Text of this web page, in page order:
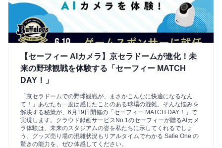
【セーフィー AIカメラ】京セラドームが進化！未
来の野球観戦を体験する「セーフィー MATCH
DAY！」
「京セラドームでの野球観戦が、まさかこんなに快適になるなん
て！」あなたも一度は感じたことのある球場の混雑。そんな悩みを
解決する秘策が、6月19日開催の「セーフィー MATCH DAY！」で
実現します。クラウド録画サービスNo.1のセーフィーが贈るAIカメ
ラ体験は、未来のスタジアムの姿を私たちに示してくれるでしょ
う。グッズ売り場の混雑状況もリアルタイムでわかる Safie One の
驚きの能力を、ぜひ体感してください。